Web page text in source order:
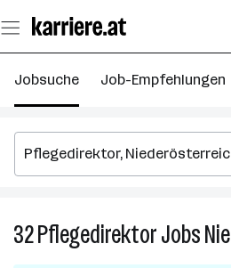
Seiteninhalt
springen
Jobsuche Job-Empfehlungen
32PflegedirektorJobs